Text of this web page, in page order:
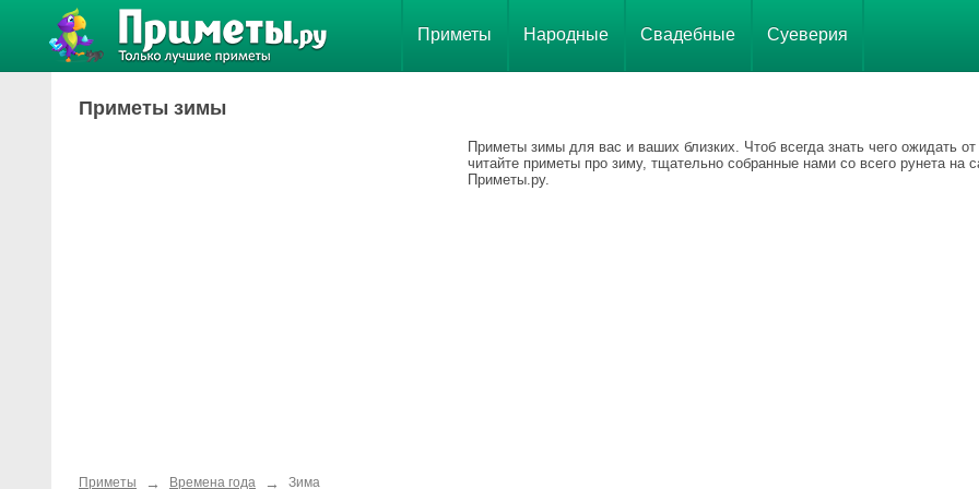
Приметы Народные Свадебные Суеверия
Приметы зимы
Приметы зимы для вас и ваших близких. Чтоб всегда знать чего ожидать
читайте приметы про зиму, тщательно собранные нами со всего рунета на
Приметы.ру.
Приметы → Времена года → Зима